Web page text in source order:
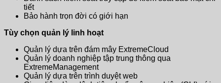
tiết
Bảo hành trọn đời có giới hạn
Tùy chọn quản lý linh hoạt
Quản lý dựa trên đám mây ExtremeCloud
Quản lý doanh nghiệp tập trung thông qua
ExtremeManagement
Quản lý dựa trên trình duyệt web